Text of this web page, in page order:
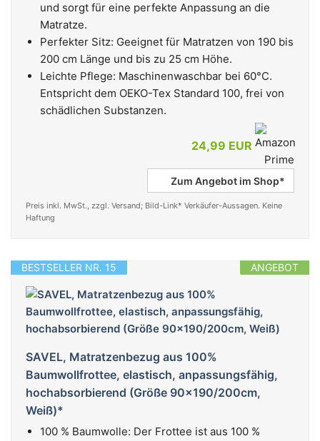
und sorgt für eine perfekte Anpassung an die
Matratze.
Perfekter Sitz: Geeignet für Matratzen von 190 bis
200 cm Länge und bis zu 25 cm Höhe.
Leichte Pflege: Maschinenwaschbar bei 60°C.
Entspricht dem OEKO-Tex Standard 100, frei von
schädlichen Substanzen.
24,99 EUR
Zum Angebot im Shop*
Preis inkl. MwSt., zzgl. Versand; Bild-Link* Verkäufer-Aussagen. Keine
Haftung
ANGEBOT
BESTSELLER NR. 15
SAVEL, Matratzenbezug aus 100%
Baumwollfrottee, elastisch, anpassungsfähig,
hochabsorbierend (Größe 90x190/200cm,
Weiß)*
100 % Baumwolle: Der Frottee ist aus 100 %